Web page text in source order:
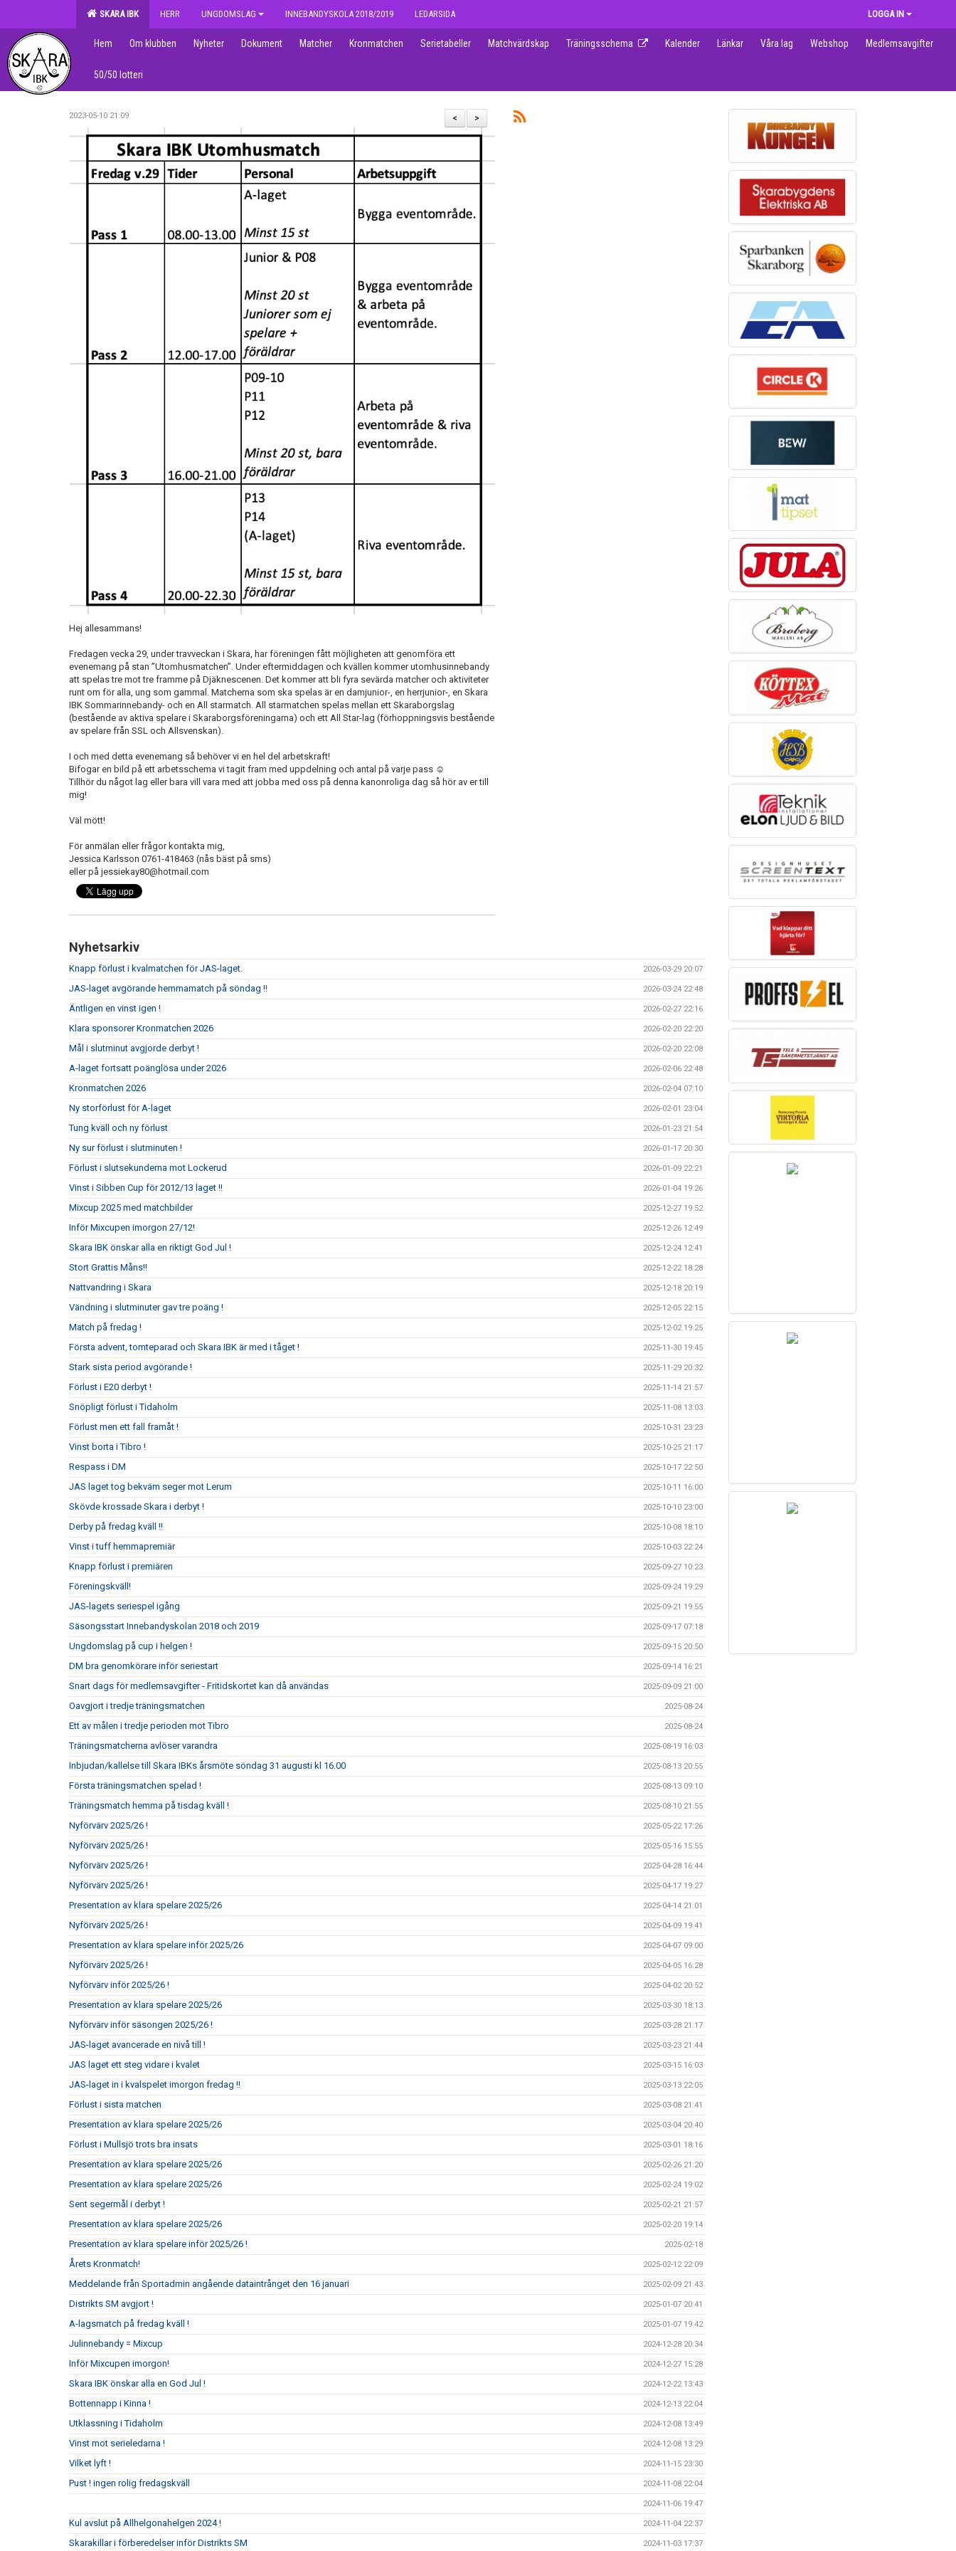
SKARA IBK HERR UNGDOMSLAG INNEBANDYSKOLA 2018/2019 LEDARSIDA LOGGA IN
Hem Om klubben Nyheter Dokument Matcher Kronmatchen Serietabeller Matchvärdskap Träningsschema Kalender Länkar Våra lag Webshop Medlemsavgifter
50/50 lotteri
>
<
2023-05-10 21:09
Hej allesammans!
Fredagen vecka 29, under travveckan i Skara, har föreningen fått möjligheten att genomföra ett
evenemang på stan ”Utomhusmatchen”. Under eftermiddagen och kvällen kommer utomhusinnebandy
att spelas tre mot tre framme på Djäknescenen. Det kommer att bli fyra sevärda matcher och aktiviteter
runt om för alla, ung som gammal. Matcherna som ska spelas är en damjunior-, en herrjunior-, en Skara
IBK Sommarinnebandy- och en All starmatch. All starmatchen spelas mellan ett Skaraborgslag
(bestående av aktiva spelare i Skaraborgsföreningarna) och ett All Star-lag (förhoppningsvis bestående
av spelare från SSL och Allsvenskan).
I och med detta evenemang så behöver vi en hel del arbetskraft!
Bifogar en bild på ett arbetsschema vi tagit fram med uppdelning och antal på varje pass ☺️
Tillhör du något lag eller bara vill vara med att jobba med oss på denna kanonroliga dag så hör av er till
mig!
Väl mött!
För anmälan eller frågor kontakta mig,
Jessica Karlsson 0761-418463 (nås bäst på sms)
eller på jessiekay80@hotmail.com
Nyhetsarkiv
Knapp förlust i kvalmatchen för JAS-laget. 2026-03-29 20:07
JAS-laget avgörande hemmamatch på söndag !! 2026-03-24 22:48
Äntligen en vinst igen ! 2026-02-27 22:16
Klara sponsorer Kronmatchen 2026 2026-02-20 22:20
Mål i slutminut avgjorde derbyt ! 2026-02-20 22:08
A-laget fortsatt poänglösa under 2026 2026-02-06 22:48
Kronmatchen 2026 2026-02-04 07:10
Ny storförlust för A-laget 2026-02-01 23:04
Tung kväll och ny förlust 2026-01-23 21:54
Ny sur förlust i slutminuten ! 2026-01-17 20:30
Förlust i slutsekunderna mot Lockerud 2026-01-09 22:21
Vinst i Sibben Cup för 2012/13 laget !! 2026-01-04 19:26
Mixcup 2025 med matchbilder 2025-12-27 19:52
Inför Mixcupen imorgon 27/12! 2025-12-26 12:49
Skara IBK önskar alla en riktigt God Jul ! 2025-12-24 12:41
Stort Grattis Måns!! 2025-12-22 18:28
Nattvandring i Skara 2025-12-18 20:19
Vändning i slutminuter gav tre poäng ! 2025-12-05 22:15
Match på fredag ! 2025-12-02 19:25
Första advent, tomteparad och Skara IBK är med i tåget ! 2025-11-30 19:45
Stark sista period avgörande ! 2025-11-29 20:32
Förlust i E20 derbyt ! 2025-11-14 21:57
Snöpligt förlust i Tidaholm 2025-11-08 13:03
Förlust men ett fall framåt ! 2025-10-31 23:23
Vinst borta i Tibro ! 2025-10-25 21:17
Respass i DM 2025-10-17 22:50
JAS laget tog bekväm seger mot Lerum 2025-10-11 16:00
Skövde krossade Skara i derbyt ! 2025-10-10 23:00
Derby på fredag kväll !! 2025-10-08 18:10
Vinst i tuff hemmapremiär 2025-10-03 22:24
Knapp förlust i premiären 2025-09-27 10:23
Föreningskväll! 2025-09-24 19:29
JAS-lagets seriespel igång 2025-09-21 19:55
Säsongsstart Innebandyskolan 2018 och 2019 2025-09-17 07:18
Ungdomslag på cup i helgen ! 2025-09-15 20:50
DM bra genomkörare inför seriestart 2025-09-14 16:21
Snart dags för medlemsavgifter - Fritidskortet kan då användas 2025-09-09 21:00
Oavgjort i tredje träningsmatchen 2025-08-24
Ett av målen i tredje perioden mot Tibro 2025-08-24
Träningsmatcherna avlöser varandra 2025-08-19 16:03
Inbjudan/kallelse till Skara IBKs årsmöte söndag 31 augusti kl 16.00 2025-08-13 20:55
Första träningsmatchen spelad ! 2025-08-13 09:10
Träningsmatch hemma på tisdag kväll ! 2025-08-10 21:55
Nyförvärv 2025/26 ! 2025-05-22 17:26
Nyförvärv 2025/26 ! 2025-05-16 15:55
Nyförvärv 2025/26 ! 2025-04-28 16:44
Nyförvärv 2025/26 ! 2025-04-17 19:27
Presentation av klara spelare 2025/26 2025-04-14 21:01
Nyförvärv 2025/26 ! 2025-04-09 19:41
Presentation av klara spelare inför 2025/26 2025-04-07 09:00
Nyförvärv 2025/26 ! 2025-04-05 16:28
Nyförvärv inför 2025/26 ! 2025-04-02 20:52
Presentation av klara spelare 2025/26 2025-03-30 18:13
Nyförvärv inför säsongen 2025/26 ! 2025-03-28 21:17
JAS-laget avancerade en nivå till ! 2025-03-23 21:44
JAS laget ett steg vidare i kvalet 2025-03-15 16:03
JAS-laget in i kvalspelet imorgon fredag !! 2025-03-13 22:05
Förlust i sista matchen 2025-03-08 21:41
Presentation av klara spelare 2025/26 2025-03-04 20:40
Förlust i Mullsjö trots bra insats 2025-03-01 18:16
Presentation av klara spelare 2025/26 2025-02-26 21:20
Presentation av klara spelare 2025/26 2025-02-24 19:02
Sent segermål i derbyt ! 2025-02-21 21:57
Presentation av klara spelare 2025/26 2025-02-20 19:14
Presentation av klara spelare inför 2025/26 ! 2025-02-18
Årets Kronmatch! 2025-02-12 22:09
Meddelande från Sportadmin angående dataintrånget den 16 januari 2025-02-09 21:43
Distrikts SM avgjort ! 2025-01-07 20:41
A-lagsmatch på fredag kväll ! 2025-01-07 19:42
Julinnebandy = Mixcup 2024-12-28 20:34
Inför Mixcupen imorgon! 2024-12-27 15:28
Skara IBK önskar alla en God Jul ! 2024-12-22 13:43
Bottennapp i Kinna ! 2024-12-13 22:04
Utklassning i Tidaholm 2024-12-08 13:49
Vinst mot serieledarna ! 2024-12-08 13:29
Vilket lyft ! 2024-11-15 23:30
Pust ! ingen rolig fredagskväll 2024-11-08 22:04
2024-11-06 19:47
Kul avslut på Allhelgonahelgen 2024 ! 2024-11-04 22:37
Skarakillar i förberedelser inför Distrikts SM 2024-11-03 17:37